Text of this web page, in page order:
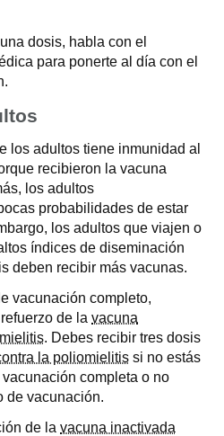
dosis, habla con el
para ponerte al día con el
los adultos tiene inmunidad al
recibieron la vacuna
los adultos
probabilidades de estar
los adultos que viajen o
índices de diseminación
deben recibir más vacunas.
vacunación completo,
de la vacuna
. Debes recibir tres dosis
la poliomielitis si no estás
completa o no
de vacunación.
de la vacuna inactivada